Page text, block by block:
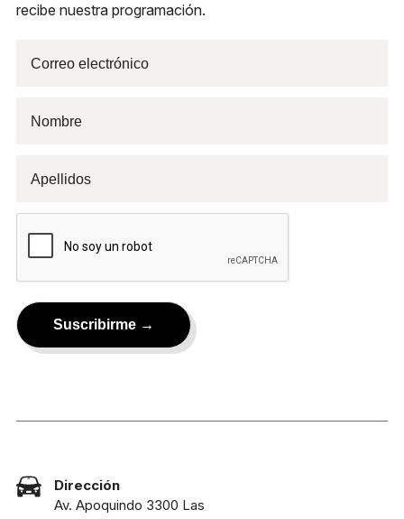
recibe nuestra programación.
Dirección
Av. Apoquindo 3300 Las